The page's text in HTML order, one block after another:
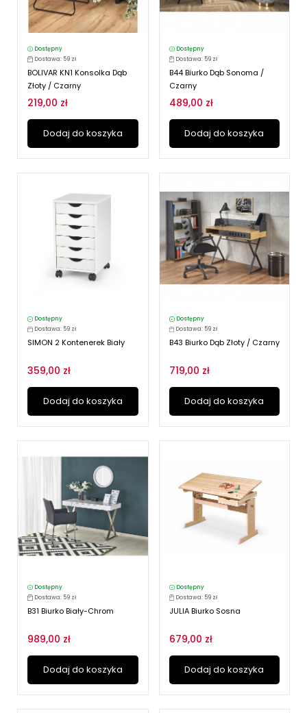
Dostępny
Dostawa: 59 zł
BOLIVAR KN1 Konsolka Dąb
Złoty / Czarny
219,00 zł
Dodaj do koszyka
Dostępny
Dostawa: 59 zł
B44 Biurko Dąb Sonoma /
Czarny
489,00 zł
Dodaj do koszyka
Dostępny
Dostawa: 59 zł
SIMON 2 Kontenerek Biały
359,00 zł
Dodaj do koszyka
Dostępny
Dostawa: 59 zł
B43 Biurko Dąb Złoty / Czarny
719,00 zł
Dodaj do koszyka
Dostępny
Dostawa: 59 zł
B31 Biurko Biały-Chrom
989,00 zł
Dodaj do koszyka
Dostępny
Dostawa: 59 zł
JULIA Biurko Sosna
679,00 zł
Dodaj do koszyka